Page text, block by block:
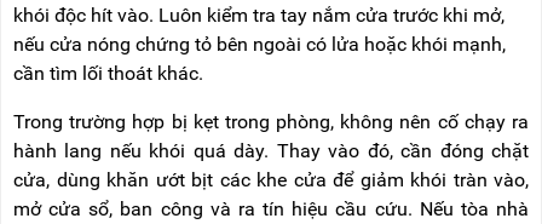
khói độc hít vào. Luôn kiểm tra tay nắm cửa trước khi mở,
nếu cửa nóng chứng tỏ bên ngoài có lửa hoặc khói mạnh,
cần tìm lối thoát khác.
Trong trường hợp bị kẹt trong phòng, không nên cố chạy ra
hành lang nếu khói quá dày. Thay vào đó, cần đóng chặt
cửa, dùng khăn ướt bịt các khe cửa để giảm khói tràn vào,
mở cửa sổ, ban công và ra tín hiệu cầu cứu. Nếu tòa nhà